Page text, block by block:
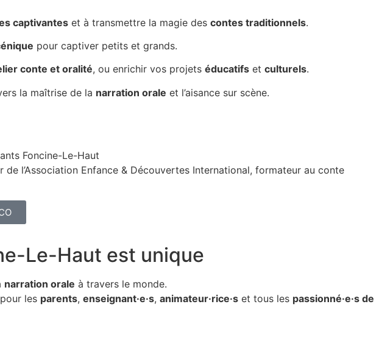
captivantes et à transmettre la magie des contes traditionnels.
pour captiver petits et grands.
conte et oralité, ou enrichir vos projets éducatifs et culturels.
la maîtrise de la narration orale et l’aisance sur scène.
l’Association Enfance & Découvertes International, formateur au conte
Le-Haut est unique
narration orale à travers le monde.
les parents, enseignant·e·s, animateur·rice·s et tous les passionné·e·s de